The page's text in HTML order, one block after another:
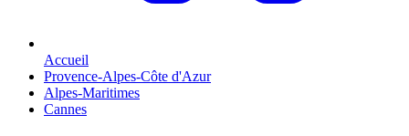
Accueil
Provence-Alpes-Côte d'Azur
Alpes-Maritimes
Cannes